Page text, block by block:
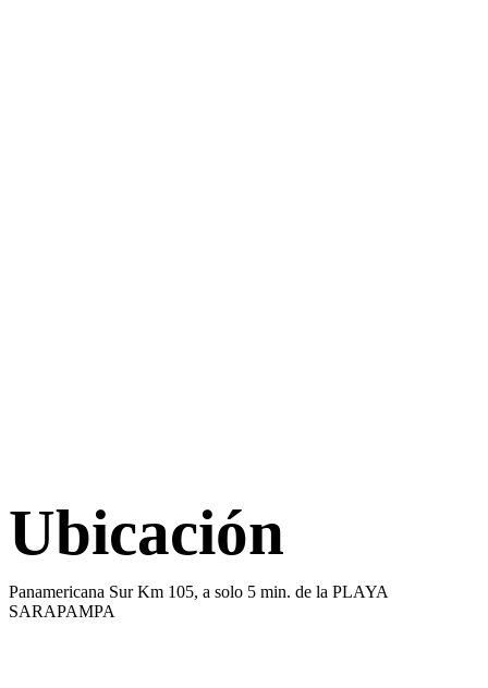
Ubicación
Panamericana Sur Km 105, a solo 5 min. de la PLAYA
SARAPAMPA